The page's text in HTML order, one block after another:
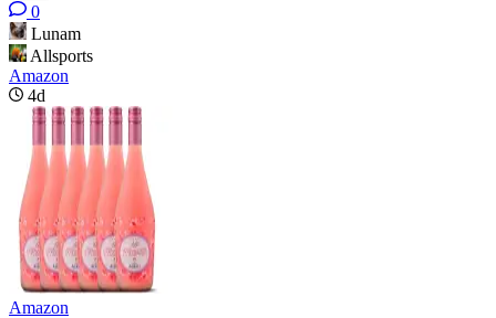
0
Lunam
Allsports
Amazon
4d
Amazon